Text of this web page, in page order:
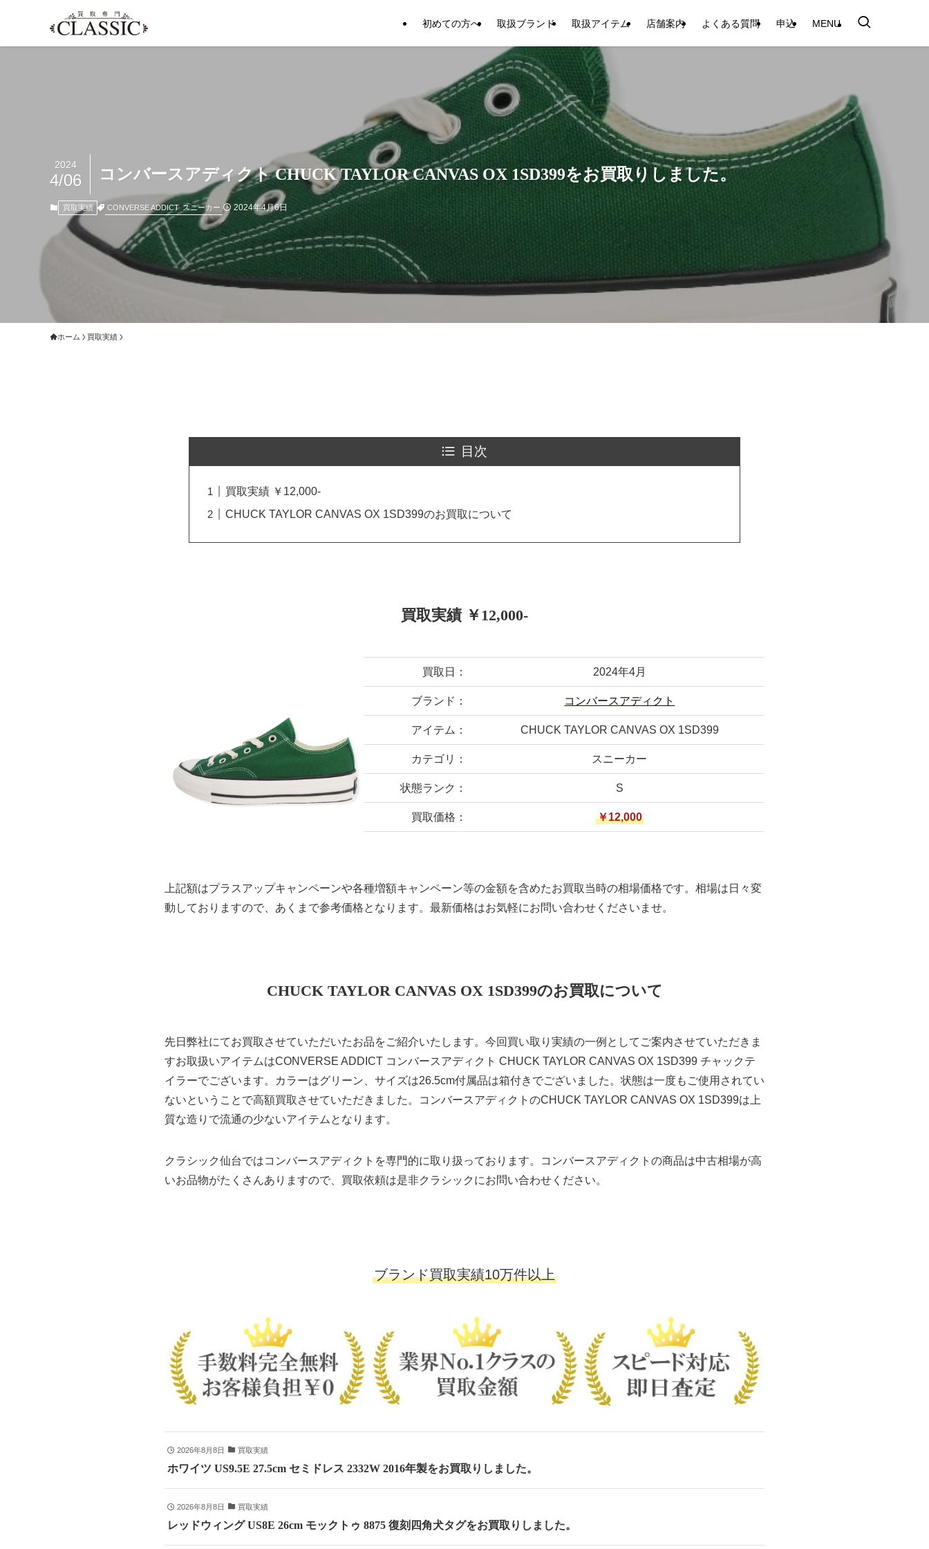
初めての方へ 取扱ブランド 取扱アイテム 店舗案内 よくある質問 申込 MENU
コンバースアディクト CHUCK TAYLOR CANVAS OX 1SD399をお買取りしました。
2024
4/06
買取実績 CONVERSE ADDICT スニーカー 2024年4月6日
ホーム 買取実績
目次
買取実績 ￥12,000-
CHUCK TAYLOR CANVAS OX 1SD399のお買取について
買取実績 ￥12,000-
買取日： 2024年4月
ブランド： コンバースアディクト
アイテム： CHUCK TAYLOR CANVAS OX 1SD399
カテゴリ： スニーカー
状態ランク： S
買取価格： ￥12,000
上記額はプラスアップキャンペーンや各種増額キャンペーン等の金額を含めたお買取当時の相場価格です。相場は日々変
動しておりますので、あくまで参考価格となります。最新価格はお気軽にお問い合わせくださいませ。
CHUCK TAYLOR CANVAS OX 1SD399のお買取について
先日弊社にてお買取させていただいたお品をご紹介いたします。今回買い取り実績の一例としてご案内させていただきま
すお取扱いアイテムはCONVERSE ADDICT コンバースアディクト CHUCK TAYLOR CANVAS OX 1SD399 チャックテ
イラーでございます。カラーはグリーン、サイズは26.5cm付属品は箱付きでございました。状態は一度もご使用されてい
ないということで高額買取させていただきました。コンバースアディクトのCHUCK TAYLOR CANVAS OX 1SD399は上
質な造りで流通の少ないアイテムとなります。
クラシック仙台ではコンバースアディクトを専門的に取り扱っております。コンバースアディクトの商品は中古相場が高
いお品物がたくさんありますので、買取依頼は是非クラシックにお問い合わせください。
ブランド買取実績10万件以上
2026年8月8日 買取実績
ホワイツ US9.5E 27.5cm セミドレス 2332W 2016年製をお買取りしました。
2026年8月8日 買取実績
レッドウィング US8E 26cm モックトゥ 8875 復刻四角犬タグをお買取りしました。